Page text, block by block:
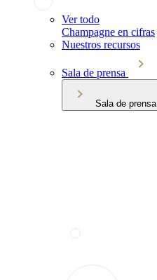
Ver todo
Champagne en cifras
Nuestros recursos
Sala de prensa
Sala de prensa